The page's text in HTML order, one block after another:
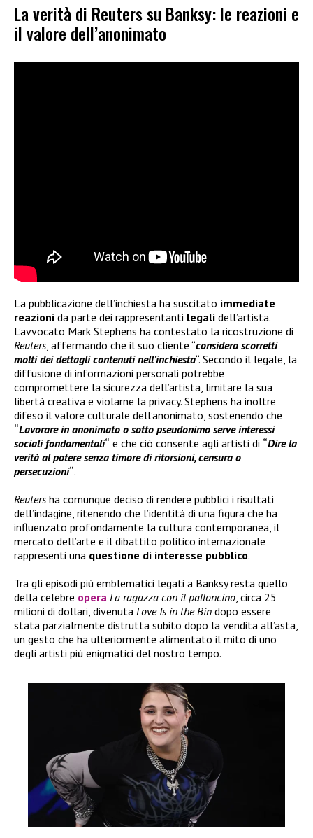
La verità di Reuters su Banksy: le reazioni e
il valore dell’anonimato
La pubblicazione dell’inchiesta ha suscitato immediate
reazioni da parte dei rappresentanti legali dell’artista.
L’avvocato Mark Stephens ha contestato la ricostruzione di
Reuters, affermando che il suo cliente “considera scorretti
molti dei dettagli contenuti nell’inchiesta“. Secondo il legale, la
diffusione di informazioni personali potrebbe
compromettere la sicurezza dell’artista, limitare la sua
libertà creativa e violarne la privacy. Stephens ha inoltre
difeso il valore culturale dell’anonimato, sostenendo che
“Lavorare in anonimato o sotto pseudonimo serve interessi
sociali fondamentali“ e che ciò consente agli artisti di “Dire la
verità al potere senza timore di ritorsioni, censura o
persecuzioni“.
Reutersha comunque deciso di rendere pubblici i risultati
dell’indagine, ritenendo che l’identità di una figura che ha
influenzato profondamente la cultura contemporanea, il
mercato dell’arte e il dibattito politico internazionale
rappresenti una questione di interesse pubblico.
Tra gli episodi più emblematici legati a Banksy resta quello
della celebre opera La ragazza con il palloncino , circa 25
milioni di dollari, divenuta Love Is in the Bin dopo essere
stata parzialmente distrutta subito dopo la vendita all’asta,
un gesto che ha ulteriormente alimentato il mito di uno
degli artisti più enigmatici del nostro tempo.